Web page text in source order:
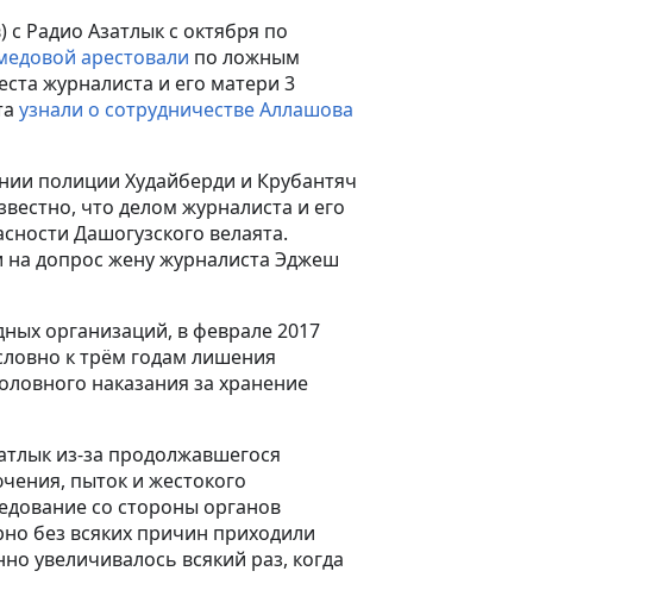
Радио Азатлык с октября по
арестовали по ложным
журналиста и его матери 3
узнали о сотрудничестве Аллашова
полиции Худайберди и Крубантяч
что делом журналиста и его
Дашогузского велаята.
допрос жену журналиста Эджеш
организаций, в феврале 2017
к трём годам лишения
наказания за хранение
из-за продолжавшегося
пыток и жестокого
со стороны органов
без всяких причин приходили
увеличивалось всякий раз, когда